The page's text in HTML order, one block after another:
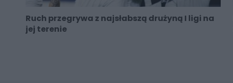
Ruch przegrywa z najsłabszą drużyną I ligi na
jej terenie